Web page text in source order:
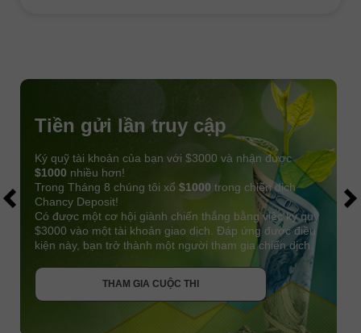
THAM GIA CUỘC THI
Tiền gửi lần truy cập
Ký quỹ tài khoản của bạn với $3000 và nhận được
$1000 nhiều hơn!
Trong Tháng 8 chúng tôi xổ $1000 trong chiến dịch
Chancy Deposit!
Có được một cơ hội giành chiến thắng bằng việc ký quỹ
$3000 vào một tài khoản giao dịch. Đáp ứng được điều
kiện này, bạn trở thành một người tham gia chiến dịch.
THAM GIA CUỘC THI
NHẬN THƯỞNG